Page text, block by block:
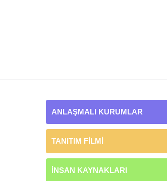
ANLAŞMALI KURUMLAR
TANITIM FİLMİ
İNSAN KAYNAKLARI